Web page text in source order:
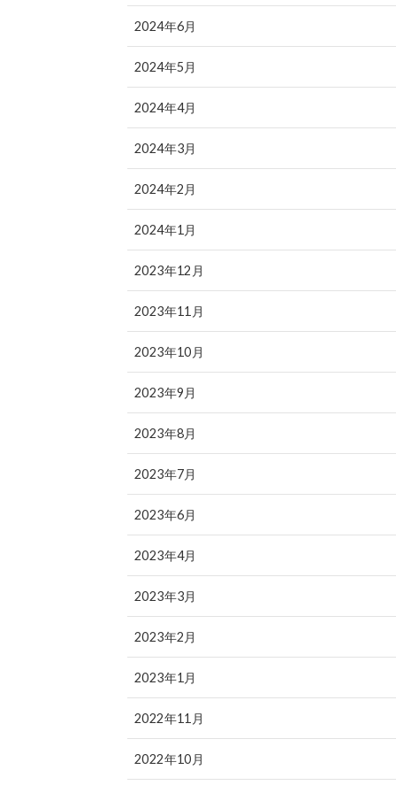
2024年6月
2024年5月
2024年4月
2024年3月
2024年2月
2024年1月
2023年12月
2023年11月
2023年10月
2023年9月
2023年8月
2023年7月
2023年6月
2023年4月
2023年3月
2023年2月
2023年1月
2022年11月
2022年10月